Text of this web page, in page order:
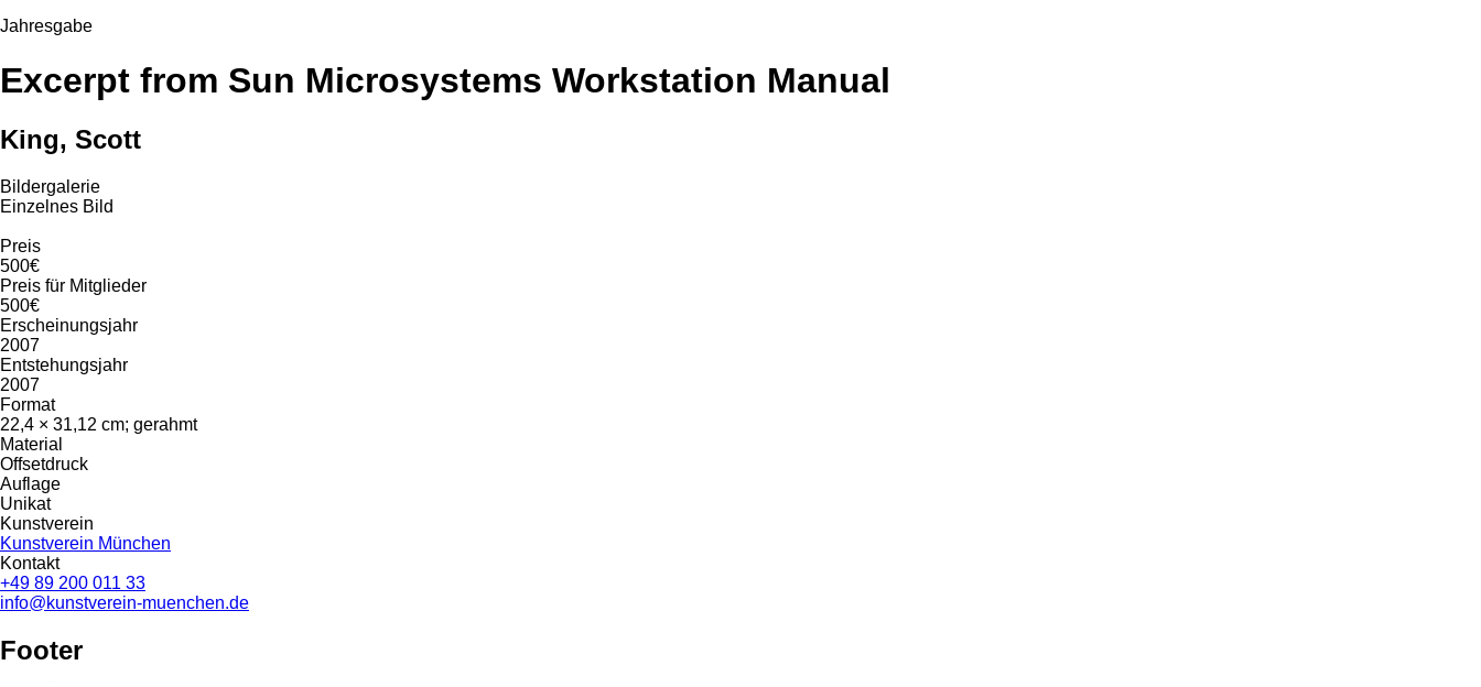
Jahresgabe
Excerpt from Sun Microsystems Workstation Manual
King, Scott
Bildergalerie
Einzelnes Bild
Preis
500€
Preis für Mitglieder
500€
Erscheinungsjahr
2007
Entstehungsjahr
2007
Format
22,4 × 31,12 cm; gerahmt
Material
Offsetdruck
Auflage
Unikat
Kunstverein
Kunstverein München
Kontakt
+49 89 200 011 33
info@kunstverein-muenchen.de
Footer